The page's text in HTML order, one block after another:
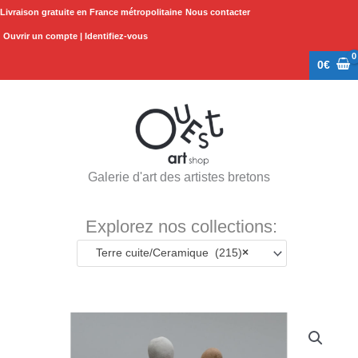
Aller
Livraison gratuite en France métropolitaine Nous contacter
Ouvrir un compte | Identifiez-vous
0€
Galerie d'art des artistes bretons
Explorez nos collections:
×
Terre cuite/Ceramique (215)